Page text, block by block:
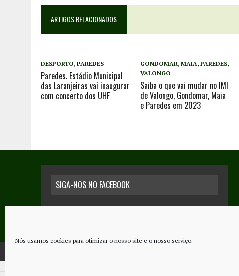
Nós usamos cookies para otimizar o nosso site e o nosso serviço.
ARTIGOS RELACIONADOS
DESPORTO, PAREDES
Paredes. Estádio Municipal
das Laranjeiras vai inaugurar
com concerto dos UHF
GONDOMAR,MAIA,PAREDES,
VALONGO
Saiba o que vai mudar no IMI
de Valongo, Gondomar, Maia
e Paredes em 2023
SIGA-NOS NO FACEBOOK